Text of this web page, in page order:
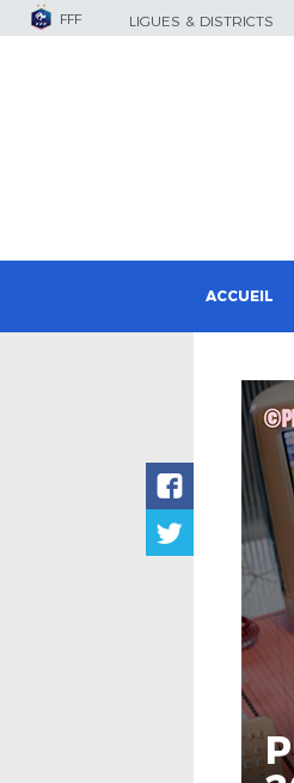
FFF LIGUES & DISTRICTS
ACCUEIL